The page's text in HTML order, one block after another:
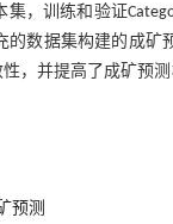
训练和验证
的数据集构建的成
性，并提高了成矿
预测